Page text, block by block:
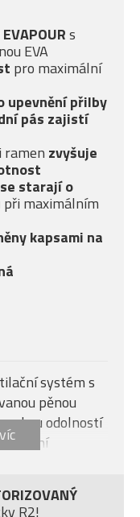
R2!
s
EVA
pro maximální
upevnění přilby
pás zajistí
ramen zvyšuje
starají o
při maximálním
kapsami na
systém s
pěnou
odolností
součástí